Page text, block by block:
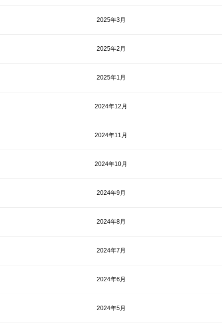
2025年3月
2025年2月
2025年1月
2024年12月
2024年11月
2024年10月
2024年9月
2024年8月
2024年7月
2024年6月
2024年5月